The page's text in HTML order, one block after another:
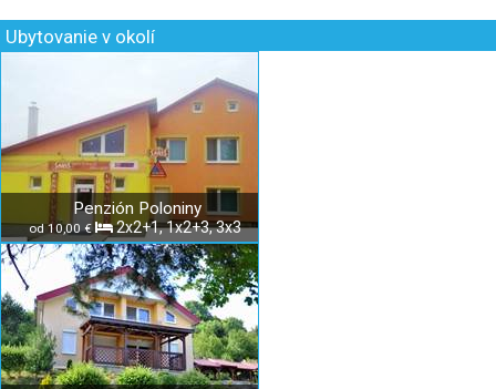
Ubytovanie v okolí
Penzión Poloniny
od 10,00 € 2x2+1, 1x2+3, 3x3